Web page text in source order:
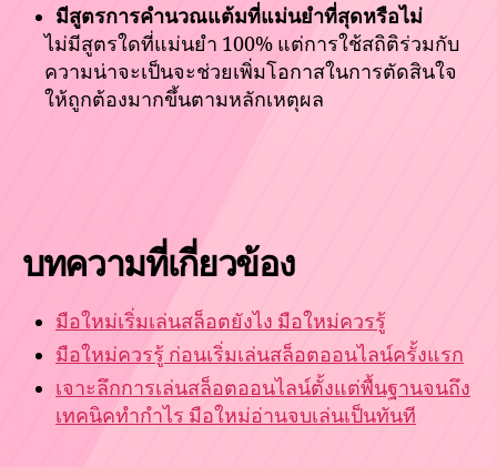
มีสูตรการคำนวณแต้มที่แม่นยำที่สุดหรือไม่
ไม่มีสูตรใดที่แม่นยำ 100% แต่การใช้สถิติร่วมกับ
ความน่าจะเป็นจะช่วยเพิ่มโอกาสในการตัดสินใจ
ให้ถูกต้องมากขึ้นตามหลักเหตุผล
บทความที่เกี่ยวข้อง
มือใหม่เริ่มเล่นสล็อตยังไง มือใหม่ควรรู้
มือใหม่ควรรู้ ก่อนเริ่มเล่นสล็อตออนไลน์ครั้งแรก
เจาะลึกการเล่นสล็อตออนไลน์ตั้งแต่พื้นฐานจนถึง
เทคนิคทำกำไร มือใหม่อ่านจบเล่นเป็นทันที